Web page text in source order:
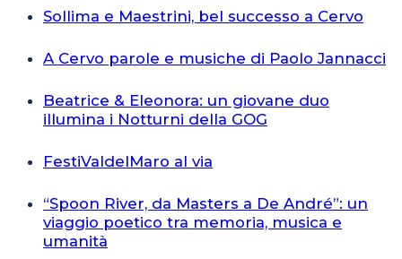
Sollima e Maestrini, bel successo a Cervo
A Cervo parole e musiche di Paolo Jannacci
Beatrice & Eleonora: un giovane duo
illumina i Notturni della GOG
FestiValdelMaro al via
“Spoon River, da Masters a De André”: un
viaggio poetico tra memoria, musica e
umanità